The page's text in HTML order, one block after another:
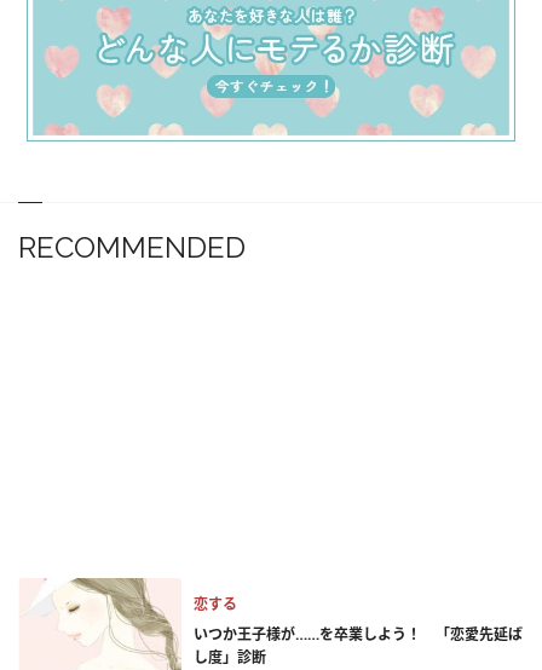
RECOMMENDED
恋する
いつか王子様が……を卒業しよう！ 「恋愛先延ば
し度」診断